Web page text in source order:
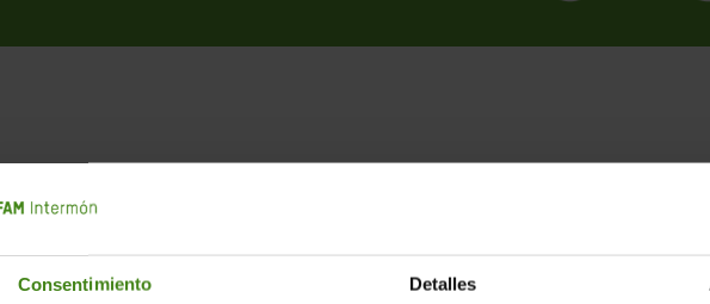
Consentimiento Detalles
PUBLICACIONES